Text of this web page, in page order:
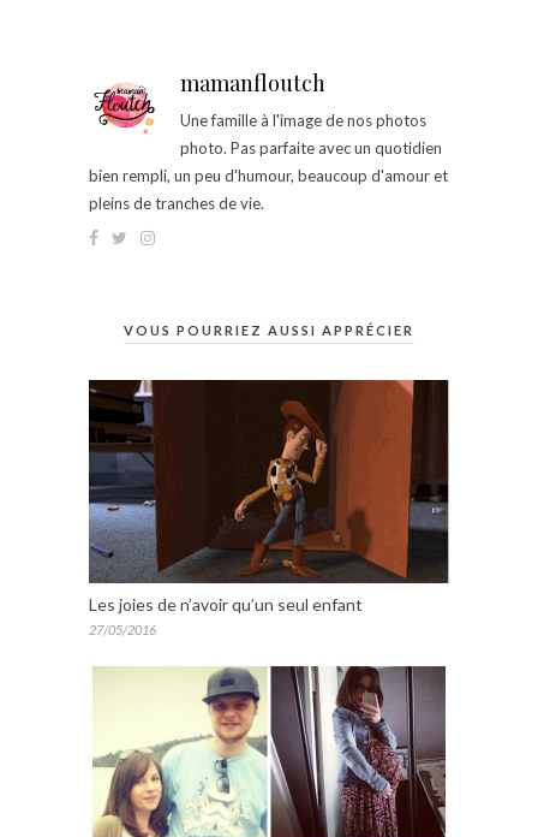
mamanfloutch
Une famille à l'image de nos photos
photo. Pas parfaite avec un quotidien
bien rempli, un peu d'humour, beaucoup d'amour et
pleins de tranches de vie.
VOUS POURRIEZ AUSSI APPRÉCIER
Les joies de n’avoir qu’un seul enfant
27/05/2016